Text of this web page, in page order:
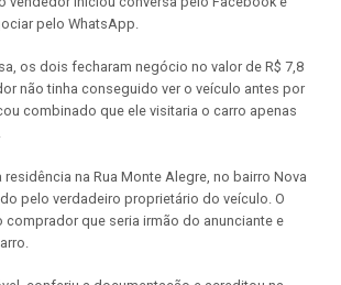
pelo WhatsApp.
os dois fecharam negócio no valor de R$ 7,8
não tinha conseguido ver o veículo antes por
combinado que ele visitaria o carro apenas
na Rua Monte Alegre, no bairro Nova
pelo verdadeiro proprietário do veículo. O
que seria irmão do anunciante e